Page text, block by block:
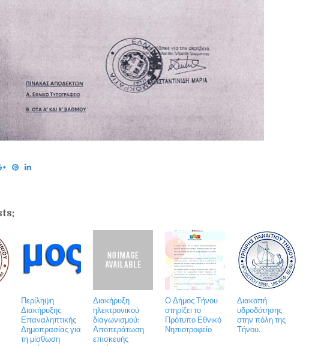
Περίληψη
Διακήρυξης
Επαναληπτικής
Δημοπρασίας για
τη μίσθωση
Διακήρυξη
ηλεκτρονικού
διαγωνισμού:
Αποπεράτωση
επισκευής
Ο Δήμος Τήνου
στηρίζει το
Πρότυπο Εθνικό
Νηπιοτροφείο
Διακοπή
υδροδότησης
στην πόλη της
Τήνου.